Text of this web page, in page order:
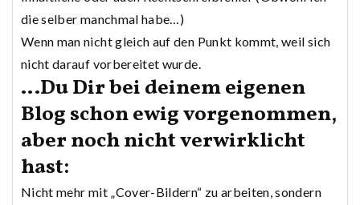
die selber manchmal habe…)
Wenn man nicht gleich auf den Punkt kommt, weil sich
nicht darauf vorbereitet wurde.
…Du Dir bei deinem eigenen
Blog schon ewig vorgenommen,
aber noch nicht verwirklicht
hast:
Nicht mehr mit „Cover-Bildern“ zu arbeiten, sondern